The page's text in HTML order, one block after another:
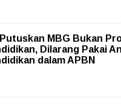
Putuskan MBG Bukan
Dilarang Pakai
dalam APBN